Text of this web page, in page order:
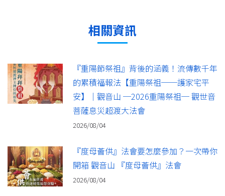
相關資訊
『重陽節祭祖』背後的涵義！流傳數千年
的累積福報法【重陽祭祖──護家宅平
安】｜觀音山 ─2026重陽祭祖─ 觀世音
菩薩息災超渡大法會
2026/08/04
『度母薈供』法會要怎麼參加？一次帶你
開箱 觀音山 『度母薈供』法會
2026/08/04